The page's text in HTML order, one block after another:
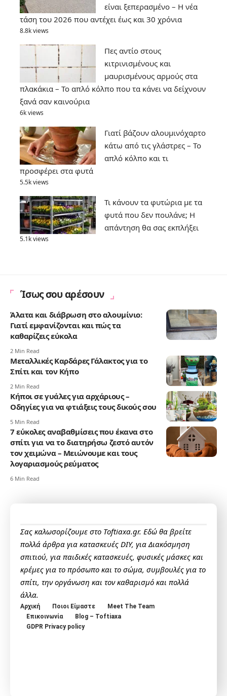
είναι ξεπερασμένο – Η νέα
τάση του 2026 που αντέχει έως και 30 χρόνια
8.8k views
Πες αντίο στους
κιτρινισμένους και
μαυρισμένους αρμούς στα
πλακάκια – Το απλό κόλπο που τα κάνει να δείχνουν
ξανά σαν καινούρια
6k views
Γιατί βάζουν αλουμινόχαρτο
κάτω από τις γλάστρες – Το
απλό κόλπο και τι
προσφέρει στα φυτά
5.5k views
Τι κάνουν τα φυτώρια με τα
φυτά που δεν πουλάνε; Η
απάντηση θα σας εκπλήξει
5.1k views
Ίσως σου αρέσουν
Άλατα και διάβρωση στο αλουμίνιο:
Γιατί εμφανίζονται και πώς τα
καθαρίζεις εύκολα
2 Min Read
Μεταλλικές Καρδάρες Γάλακτος για το
Σπίτι και τον Κήπο
2 Min Read
Κήποι σε γυάλες για αρχάριους –
Οδηγίες για να φτιάξεις τους δικούς σου
5 Min Read
7 εύκολες αναβαθμίσεις που έκανα στο
σπίτι για να το διατηρήσω ζεστό αυτόν
τον χειμώνα – Mειώνουμε και τους
λογαριασμούς ρεύματος
6 Min Read
Σας καλωσορίζουμε στο Toftiaxa.gr. Εδώ θα βρείτε
πολλά άρθρα για κατασκευές DIY, για Διακόσμηση
σπιτιού, για παιδικές κατασκευές, φυσικές μάσκες και
κρέμες για το πρόσωπο και το σώμα, συμβουλές για το
σπίτι, την οργάνωση και τον καθαρισμό και πολλά
άλλα.
Αρχική Ποιοι Είμαστε
Meet The Team
Επικοινωνία
Blog – Toftiaxa
GDPR Privacy policy